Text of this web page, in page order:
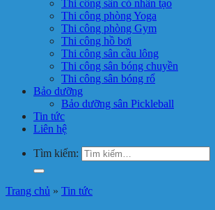
Thi công sân cỏ nhân tạo
Thi công phòng Yoga
Thi công phòng Gym
Thi công hồ bơi
Thi công sân cầu lông
Thi công sân bóng chuyền
Thi công sân bóng rổ
Bảo dưỡng
Bảo dưỡng sân Pickleball
Tin tức
Liên hệ
Tìm kiếm:
Trang chủ » Tin tức